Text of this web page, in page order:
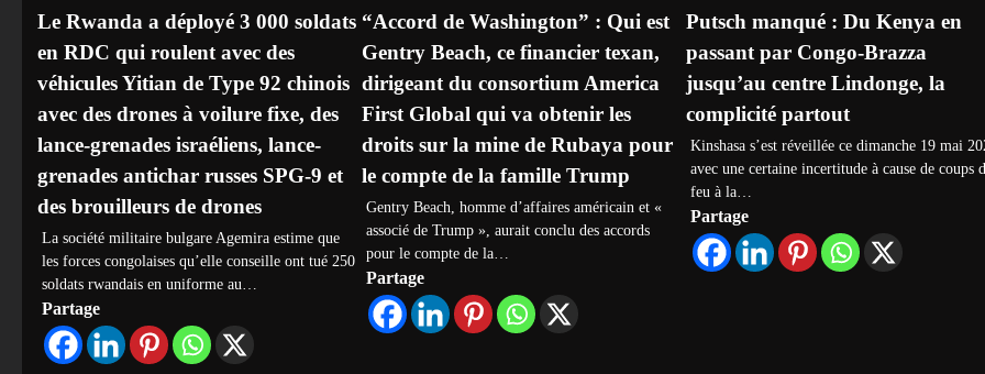
Le Rwanda a déployé 3 000 soldats
en RDC qui roulent avec des
véhicules Yitian de Type 92 chinois
avec des drones à voilure fixe, des
lance-grenades israéliens, lance-
grenades antichar russes SPG-9 et
des brouilleurs de drones
La société militaire bulgare Agemira estime que
les forces congolaises qu’elle conseille ont tué 250
soldats rwandais en uniforme au…
Partage
“Accord de Washington” : Qui est
Gentry Beach, ce financier texan,
dirigeant du consortium America
First Global qui va obtenir les
droits sur la mine de Rubaya pour
le compte de la famille Trump
Gentry Beach, homme d’affaires américain et «
associé de Trump », aurait conclu des accords
pour le compte de la…
Partage
Putsch manqué : Du Kenya en
passant par Congo-Brazza
jusqu’au centre Lindonge, la
complicité partout
Kinshasa s’est réveillée ce dimanche 19 mai
avec une certaine incertitude à cause de coups
feu à la…
Partage